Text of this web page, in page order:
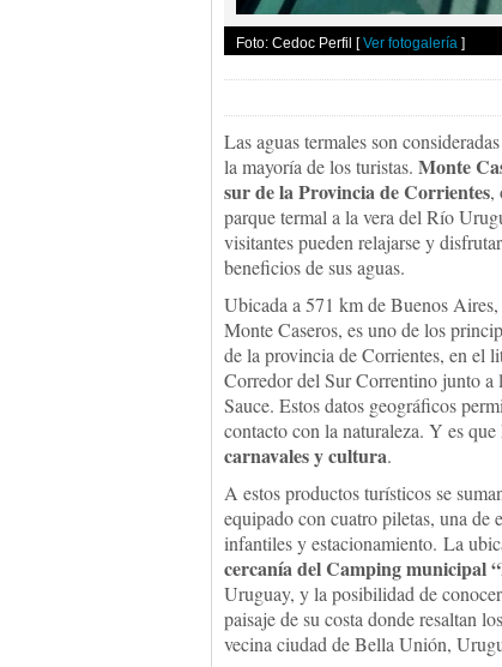
Foto: Cedoc Perfil [Ver fotogalería ]
Las aguas termales son
la mayoría de los turistas. Monte
sur de la Provincia de Corrientes,
parque termal a la vera del Río
visitantes pueden relajarse y
beneficios de sus aguas.
Ubicada a 571 km de Buenos
Monte Caseros, es uno de los
de la provincia de Corrientes, en el
Corredor del Sur Correntino junto a
Sauce. Estos datos geográficos
contacto con la naturaleza. Y es
carnavales y cultura.
A estos productos turísticos se
equipado con cuatro piletas, una de
infantiles y estacionamiento. La
cercanía del Camping municipal
Uruguay, y la posibilidad de
paisaje de su costa donde resaltan
vecina ciudad de Bella Unión,